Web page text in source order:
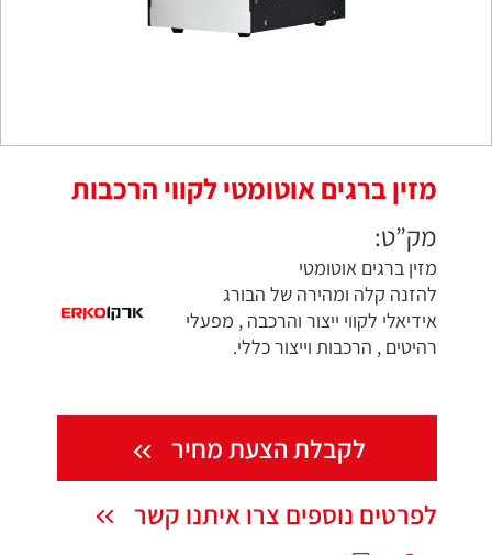
מזין ברגים אוטומטי לקווי הרכבות
מק”ט:
מזין ברגים אוטומטי
להזנה קלה ומהירה של הבורג
אידיאלי לקווי ייצור והרכבה , מפעלי
רהיטים , הרכבות וייצור כללי.
לקבלת הצעת מחיר
לפרטים נוספים צרו איתנו קשר